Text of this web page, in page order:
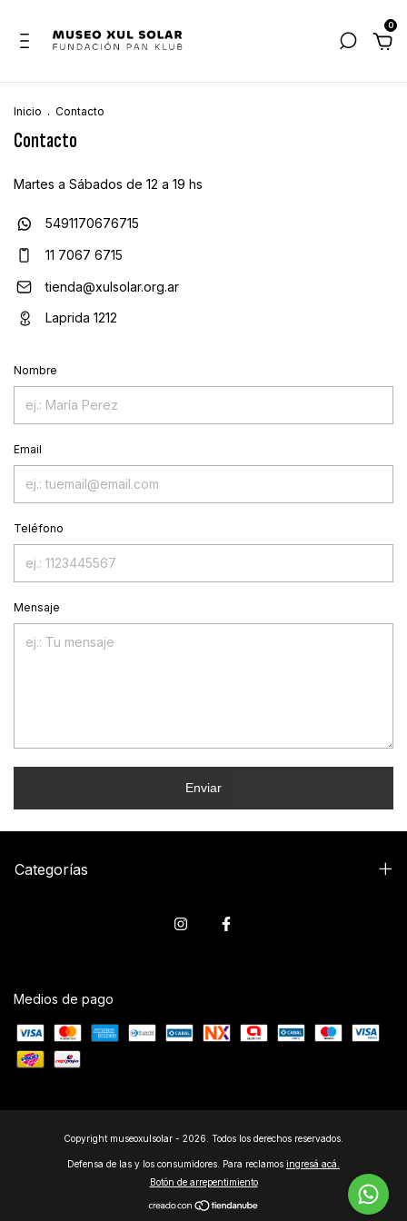
0
Inicio . Contacto
Contacto
Martes a Sábados de 12 a 19 hs
5491170676715
11 7067 6715
tienda@xulsolar.org.ar
Laprida 1212
Nombre
Email
Teléfono
Mensaje
Enviar
Categorías
Medios de pago
Copyright museoxulsolar - 2026. Todos los derechos reservados.
Defensa de las y los consumidores. Para reclamos ingresá acá.
Botón de arrepentimiento